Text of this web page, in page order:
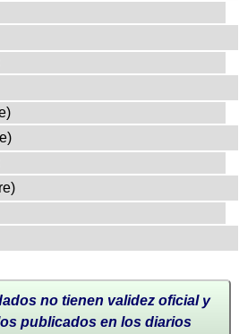
no tienen validez oficial y
publicados en los diarios